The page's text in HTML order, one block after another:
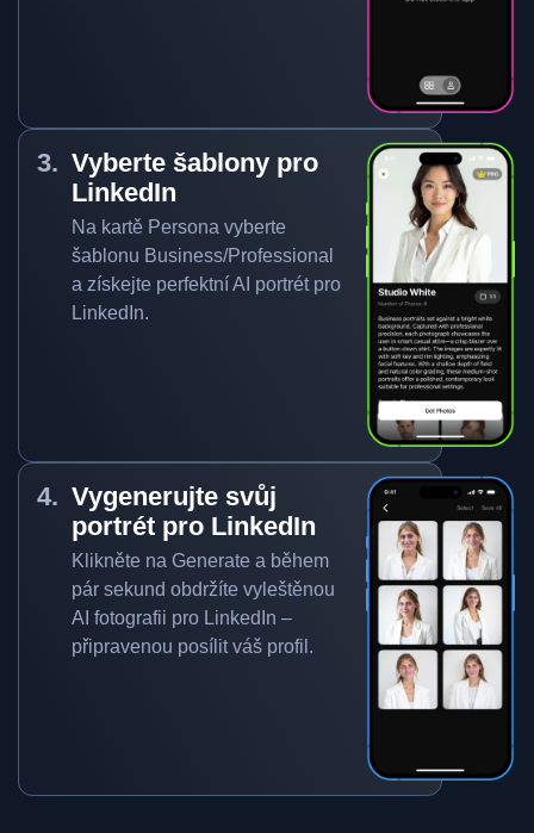
Vyberte šablony pro
LinkedIn
Na kartě Persona vyberte
šablonu Business/Professional
a získejte perfektní AI portrét pro
LinkedIn.
Vygenerujte svůj
portrét pro LinkedIn
Klikněte na Generate a během
pár sekund obdržíte vyleštěnou
AI fotografii pro LinkedIn –
připravenou posílit váš profil.